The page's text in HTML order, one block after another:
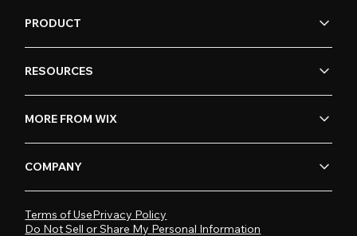
PRODUCT
RESOURCES
MORE FROM WIX
COMPANY
Terms of UsePrivacy Policy
Do Not Sell or Share My Personal Information